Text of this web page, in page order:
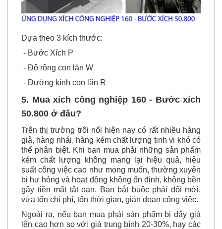
Dựa theo 3 kích thước:
- Bước Xích P
- Độ rộng con lăn W
- Đường kính con lăn R
5. Mua xích công nghiệp 160 - Bước xích
50.800 ở đâu?
Trên thị trường trôi nổi hiện nay có rất nhiều hàng
giả, hàng nhái, hàng kém chất lượng tinh vi khó có
thể phân biệt. Khi bạn mua phải những sản phẩm
kém chất lượng không mang lại hiệu quả, hiệu
suất công việc cao như mong muốn, thường xuyên
bị hư hỏng và hoạt động không ổn định, không bền
gây tiền mất tật oan. Bạn bắt buộc phải đổi mới,
vừa tốn chi phí, tốn thời gian, gián đoạn công việc.
Ngoài ra, nếu bạn mua phải sản phẩm bị đẩy giá
lên cao hơn so với giá trung bình 20-30%, hay các